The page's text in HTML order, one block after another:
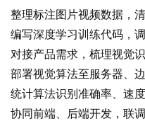
整理标注图片视频数据，
编写深度学习训练代码，
对接产品需求，梳理视觉
部署视觉算法至服务器、
统计算法识别准确率、速
协同前端、后端开发，联